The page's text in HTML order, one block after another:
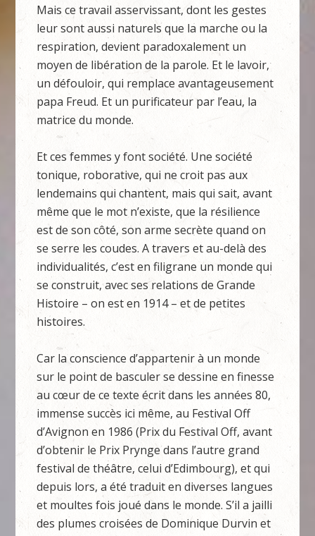
Mais ce travail asservissant, dont les gestes
leur sont aussi naturels que la marche ou la
respiration, devient paradoxalement un
moyen de libération de la parole. Et le lavoir,
un défouloir, qui remplace avantageusement
papa Freud. Et un purificateur par l’eau, la
matrice du monde.
Et ces femmes y font société. Une société
tonique, roborative, qui ne croit pas aux
lendemains qui chantent, mais qui sait, avant
même que le mot n’existe, que la résilience
est de son côté, son arme secrète quand on
se serre les coudes. A travers et au-delà des
individualités, c’est en filigrane un monde qui
se construit, avec ses relations de Grande
Histoire – on est en 1914 – et de petites
histoires.
Car la conscience d’appartenir à un monde
sur le point de basculer se dessine en finesse
au cœur de ce texte écrit dans les années 80,
immense succès ici même, au Festival Off
d’Avignon en 1986 (Prix du Festival Off, avant
d’obtenir le Prix Prynge dans l’autre grand
festival de théâtre, celui d’Edimbourg), et qui
depuis lors, a été traduit en diverses langues
et moultes fois joué dans le monde. S’il a jailli
des plumes croisées de Dominique Durvin et